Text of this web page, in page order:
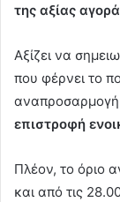
της αξίας
Αξίζει να
που φέρνει το
αναπροσαρμογή
επιστροφή
Πλέον, το όριο
και από τις